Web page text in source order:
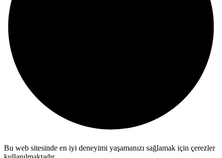
Bu web sitesinde en iyi deneyimi yaşamanızı sağlamak için çerezler